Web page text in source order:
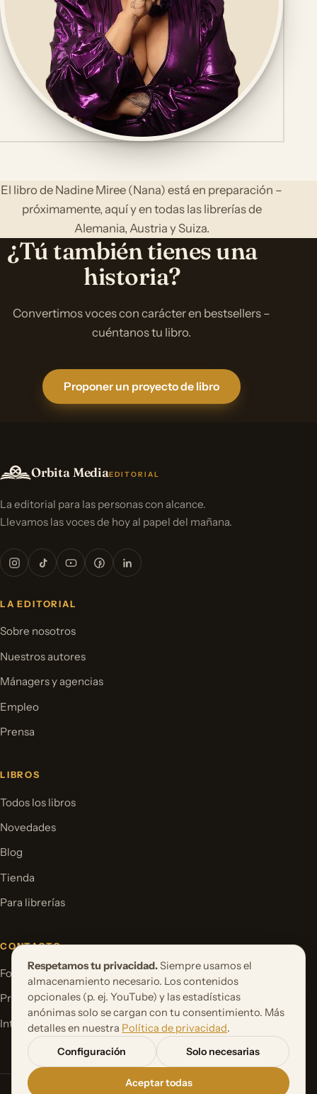
El libro de Nadine Miree (Nana) está en preparación –
próximamente, aquí y en todas las librerías de
Alemania, Austria y Suiza.
¿Tú también tienes una
historia?
Convertimos voces con carácter en bestsellers –
cuéntanos tu libro.
Proponer un proyecto de libro
Orbita MediaEDITORIAL
La editorial para las personas con alcance.
Llevamos las voces de hoy al papel del mañana.
LA EDITORIAL
Sobre nosotros
Nuestros autores
Mánagers y agencias
Empleo
Prensa
LIBROS
Todos los libros
Novedades
Blog
Tienda
Para librerías
CONTACTO
Formulario de contacto
Proponer un proyecto de libro
International Rights
Respetamos tu privacidad. Siempre usamos el
almacenamiento necesario. Los contenidos
opcionales (p. ej. YouTube) y las estadísticas
anónimas solo se cargan con tu consentimiento. Más
detalles en nuestra Política de privacidad.
Configuración
Solo necesarias
Aceptar todas